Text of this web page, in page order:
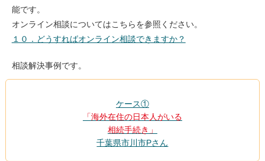
能です。
オンライン相談についてはこちらを参照ください。
１０．どうすればオンライン相談できますか？
相談解決事例です。
ケース①
「海外在住の日本人がいる
相続手続き」
千葉県市川市Pさん